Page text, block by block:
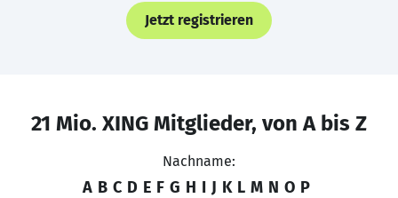
Jetzt registrieren
21 Mio. XING Mitglieder, von A bis Z
Nachname:
A B C D E F G H I J K L M N O P